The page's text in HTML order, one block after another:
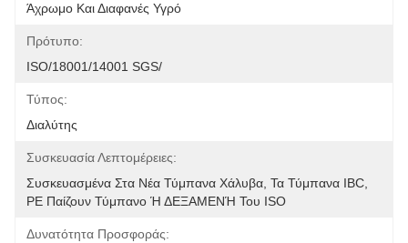
Άχρωμο Και Διαφανές Υγρό
Πρότυπο:
ISO/18001/14001 SGS/
Τύπος:
Διαλύτης
Συσκευασία Λεπτομέρειες:
Συσκευασμένα Στα Νέα Τύμπανα Χάλυβα, Τα Τύμπανα IBC,
PE Παίζουν Τύμπανο Ή ΔΕΞΑΜΕΝΉ Του ISO
Δυνατότητα Προσφοράς: